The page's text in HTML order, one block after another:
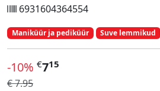
6931604364554
Maniküür ja pediküür Suve lemmikud
-10% €715
€ 7.95